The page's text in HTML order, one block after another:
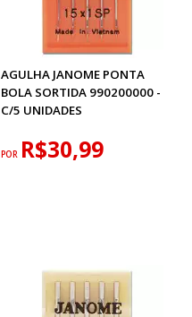
AGULHA JANOME PONTA
BOLA SORTIDA 990200000 -
C/5 UNIDADES
POR R$30,99